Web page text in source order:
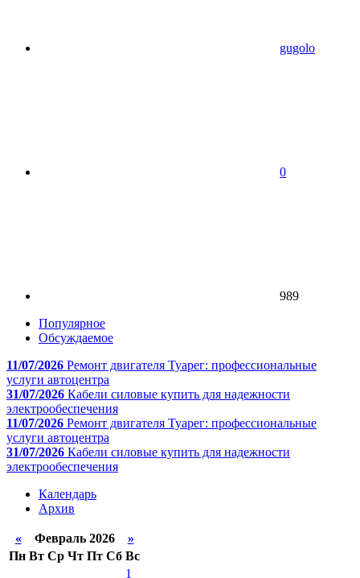
gugolo
0
989
Популярное
Обсуждаемое
11/07/2026 Ремонт двигателя Туарег: профессиональные
услуги автоцентра
31/07/2026 Кабели силовые купить для надежности
электрообеспечения
11/07/2026 Ремонт двигателя Туарег: профессиональные
услуги автоцентра
31/07/2026 Кабели силовые купить для надежности
электрообеспечения
Календарь
Архив
«Февраль 2026 »
Пн Вт Ср Чт Пт Сб Вс
1